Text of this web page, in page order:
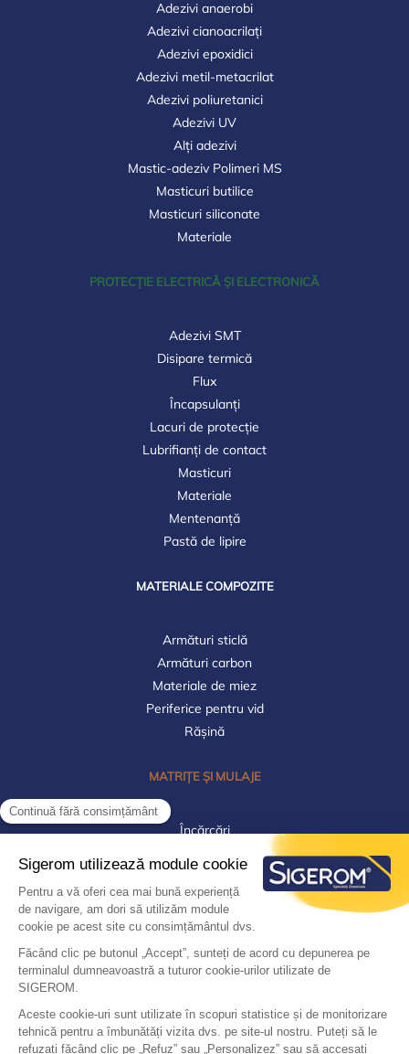
Adezivi anaerobi
Adezivi cianoacrilați
Adezivi epoxidici
Adezivi metil-metacrilat
Adezivi poliuretanici
Adezivi UV
Alți adezivi
Mastic-adeziv Polimeri MS
Masticuri butilice
Masticuri siliconate
Materiale
PROTECȚIE ELECTRICĂ ȘI ELECTRONICĂ
Adezivi SMT
Disipare termică
Flux
Încapsulanți
Lacuri de protecție
Lubrifianți de contact
Masticuri
Materiale
Mentenanță
Pastă de lipire
MATERIALE COMPOZITE
Armături sticlă
Armături carbon
Materiale de miez
Periferice pentru vid
Rășină
MATRIȚE ȘI MULAJE
Încărcări
Prototipare/Pre-serie
Rășină poliesterică
Rășini acrilice/Ipsos
Rășini epoxidice
Silicon RTV pentru mulaj